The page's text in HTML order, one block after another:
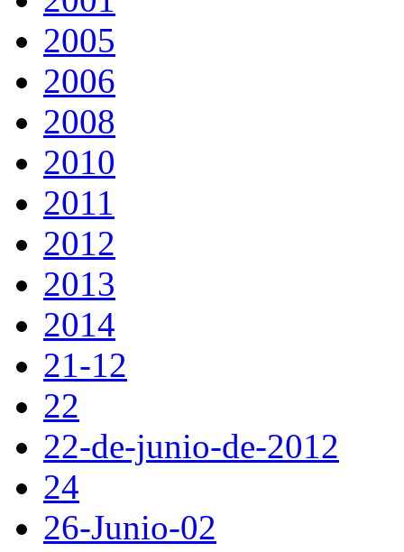
2005
2006
2008
2010
2011
2012
2013
2014
21-12
22
22-de-junio-de-2012
24
26-Junio-02